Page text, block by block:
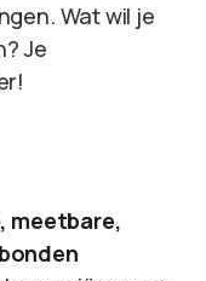
Wat wil je
Je
meetbare,